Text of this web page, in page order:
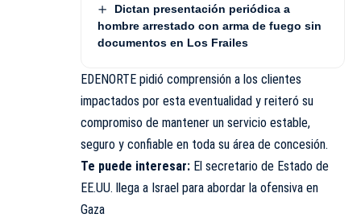
Dictan presentación periódica a
hombre arrestado con arma de fuego sin
documentos en Los Frailes
EDENORTE pidió comprensión a los clientes
impactados por esta eventualidad y reiteró su
compromiso de mantener un servicio estable,
seguro y confiable en toda su área de concesión.
Te puede interesar: El secretario de Estado de
EE.UU. llega a Israel para abordar la ofensiva en
Gaza